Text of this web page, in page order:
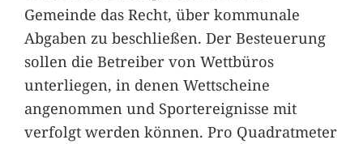
Gemeinde das Recht, über kommunale
Abgaben zu beschließen. Der Besteuerung
sollen die Betreiber von Wettbüros
unterliegen, in denen Wettscheine
angenommen und Sportereignisse mit
verfolgt werden können. Pro Quadratmeter